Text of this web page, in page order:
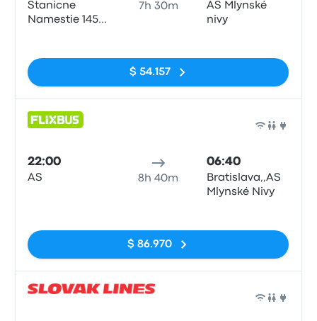
Stanicne
Namestie 1458
7h 30m
AS Mlynské
nivy
$ 54.157
22:00
AS 8h 40m
06:40
Bratislava,,AS
Mlynské Nivy
$ 86.970